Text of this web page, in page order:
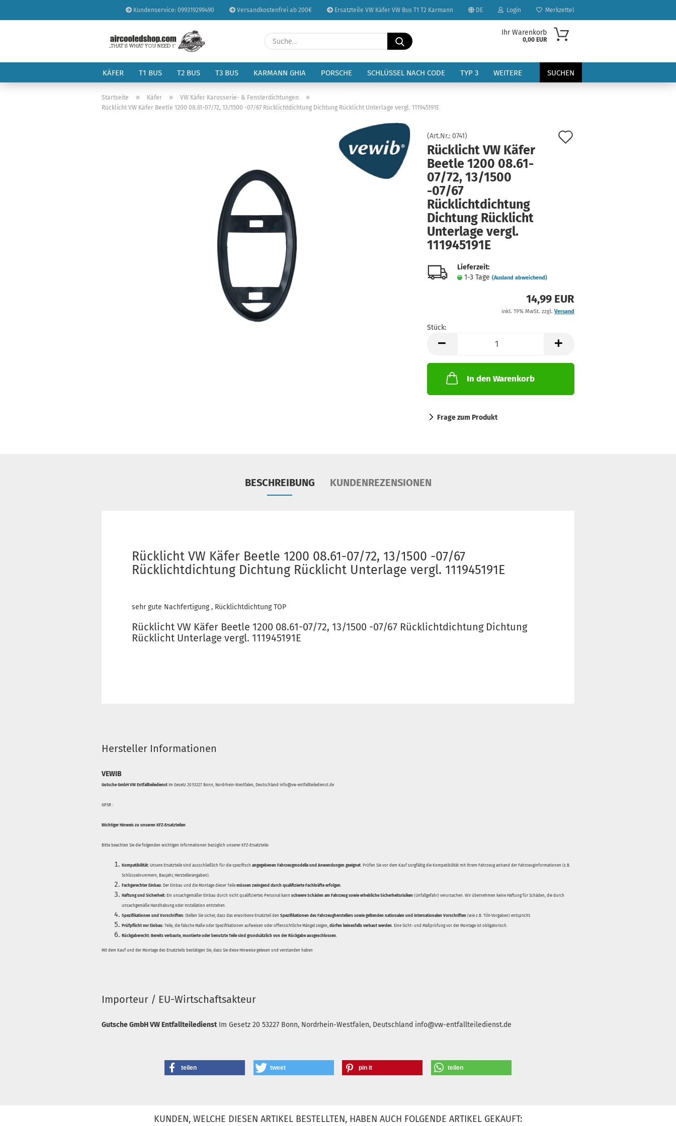
Kundenservice: 099319299490 Versandkostenfrei ab 200€ Ersatzteile VW Käfer VW Bus T1 T2 Karmann DE
Sprache auswählen
Lieferland
Login
Konto erstellen
Passwort vergessen?
Merkzettel
Suche...
Ihr Warenkorb
0,00 EUR
KÄFER T1 BUS T2 BUS T3 BUS KARMANN GHIA PORSCHE SCHLÜSSEL NACH CODE TYP 3 SUCHEN
WEITERE
Startseite » Käfer » VW Käfer Karosserie- & Fensterdichtungen »
Rücklicht VW Käfer Beetle 1200 08.61-07/72, 13/1500 -07/67 Rücklichtdichtung Dichtung Rücklicht Unterlage vergl. 111945191E
(Art.Nr.: 0741)
Rücklicht VW Käfer
Beetle 1200 08.61-
07/72, 13/1500
-07/67
Rücklichtdichtung
Dichtung Rücklicht
Unterlage vergl.
111945191E
Lieferzeit:
1-3 Tage (Ausland abweichend)
14,99 EUR
inkl. 19% MwSt. zzgl. Versand
Stück:
Stück
In den Warenkorb
Frage zum Produkt
BESCHREIBUNG KUNDENREZENSIONEN
Rücklicht VW Käfer Beetle 1200 08.61-07/72, 13/1500 -07/67
Rücklichtdichtung Dichtung Rücklicht Unterlage vergl. 111945191E
sehr gute Nachfertigung , Rücklichtdichtung TOP
Rücklicht VW Käfer Beetle 1200 08.61-07/72, 13/1500 -07/67 Rücklichtdichtung Dichtung
Rücklicht Unterlage vergl. 111945191E
Hersteller Informationen
VEWIB
Gutsche GmbH VW Entfallteiledienst Im Gesetz 20 53227 Bonn, Nordrhein-Westfalen, Deutschland info@vw-entfallteiledienst.de
GPSR :
Wichtiger Hinweis zu unseren KFZ-Ersatzteilen
Bitte beachten Sie die folgenden wichtigen Informationen bezüglich unserer KFZ-Ersatzteile:
Kompatibilität: Unsere Ersatzteile sind ausschließlich für die spezifisch angegebenen Fahrzeugmodelle und Anwendungen geeignet. Prüfen Sie vor dem Kauf sorgfältig die Kompatibilität mit Ihrem Fahrzeug anhand der Fahrzeuginformationen (z.B.
Schlüsselnummern, Baujahr, Herstellerangaben).
Fachgerechter Einbau: Der Einbau und die Montage dieser Teile müssen zwingend durch qualifizierte Fachkräfte erfolgen.
Haftung und Sicherheit: Ein unsachgemäßer Einbau durch nicht qualifiziertes Personal kann schwere Schäden am Fahrzeug sowie erhebliche Sicherheitsrisiken (Unfallgefahr) verursachen. Wir übernehmen keine Haftung für Schäden, die durch
unsachgemäße Handhabung oder Installation entstehen.
Spezifikationen und Vorschriften: Stellen Sie sicher, dass das erworbene Ersatzteil den Spezifikationen des Fahrzeugherstellers sowie geltenden nationalen und internationalen Vorschriften (wie z.B. TÜV-Vorgaben) entspricht.
Prüfpflicht vor Einbau: Teile, die falsche Maße oder Spezifikationen aufweisen oder offensichtliche Mängel zeigen, dürfen keinesfalls verbaut werden. Eine Sicht- und Maßprüfung vor der Montage ist obligatorisch.
Rückgaberecht: Bereits verbaute, montierte oder benutzte Teile sind grundsätzlich von der Rückgabe ausgeschlossen.
Mit dem Kauf und der Montage des Ersatzteils bestätigen Sie, dass Sie diese Hinweise gelesen und verstanden haben
Importeur / EU-Wirtschaftsakteur
Gutsche GmbH VW Entfallteiledienst Im Gesetz 20 53227 Bonn, Nordrhein-Westfalen, Deutschland info@vw-entfallteiledienst.de
teilen tweet pin it teilen
KUNDEN, WELCHE DIESEN ARTIKEL BESTELLTEN, HABEN AUCH FOLGENDE ARTIKEL GEKAUFT: